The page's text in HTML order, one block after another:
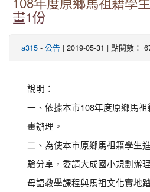
108年度原鄉馬祖籍學
畫1份
a315 - 公告 | 2019-05-31 | 點閱數：
說明：
一、依據本市108年度原鄉馬
畫辦理。
二、為使本市原鄉馬祖籍學生
驗分享，委請大成國小規劃辦
母語教學課程與馬祖文化實地